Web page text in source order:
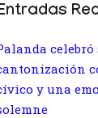
celebró
y una